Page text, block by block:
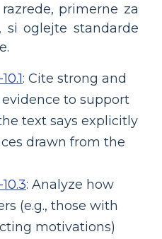
primerne za
si oglejte standarde
: Cite strong and
to support
text says explicitly
drawn from the
: Analyze how
(e.g., those with
motivations)